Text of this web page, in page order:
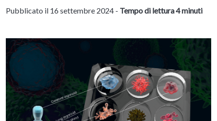
Pubblicato il 16 settembre 2024 - Tempo di lettura 4 minuti